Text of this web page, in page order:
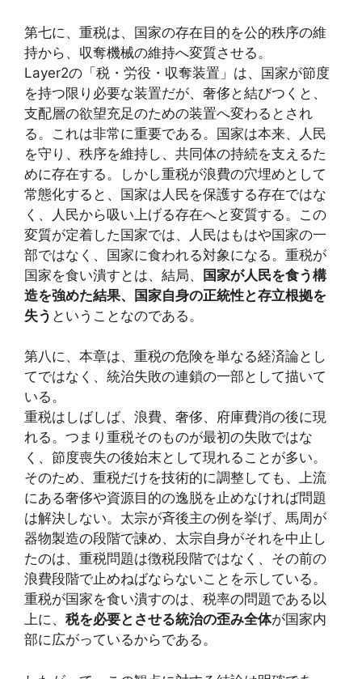
第七に、重税は、国家の存在目的を公的秩序の維
持から、収奪機械の維持へ変質させる。
Layer2の「税・労役・収奪装置」は、国家が節度
を持つ限り必要な装置だが、奢侈と結びつくと、
支配層の欲望充足のための装置へ変わるとされ
る。これは非常に重要である。国家は本来、人民
を守り、秩序を維持し、共同体の持続を支えるた
めに存在する。しかし重税が浪費の穴埋めとして
常態化すると、国家は人民を保護する存在ではな
く、人民から吸い上げる存在へと変質する。この
変質が定着した国家では、人民はもはや国家の一
部ではなく、国家に食われる対象になる。重税が
国家を食い潰すとは、結局、
国家が人民を食う構
造を強めた結果、国家自身の正統性と存立根拠を
失う ということなのである。
第八に、本章は、重税の危険を単なる経済論とし
てではなく、統治失敗の連鎖の一部として描いて
いる。
重税はしばしば、浪費、奢侈、府庫費消の後に現
れる。つまり重税そのものが最初の失敗ではな
く、節度喪失の後始末として現れることが多い。
そのため、重税だけを技術的に調整しても、上流
にある奢侈や資源目的の逸脱を止めなければ問題
は解決しない。太宗が斉後主の例を挙げ、馬周が
器物製造の段階で諫め、太宗自身がそれを中止し
たのは、重税問題は徴税段階ではなく、その前の
浪費段階で止めねばならないことを示している。
重税が国家を食い潰すのは、税率の問題である以
上に、 税を必要とさせる統治の歪み全体が国家内
部に広がっているからである。